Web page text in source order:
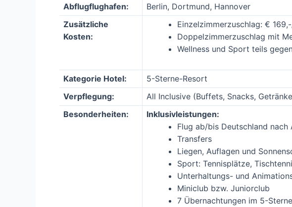
Abflugflughafen:
Berlin, Dortmund, Hannover
Zusätzliche
Kosten:
Einzelzimmerzuschlag: €
Doppelzimmerzuschlag mit
Wellness und Sport teils
Kategorie Hotel:
5-Sterne-Resort
Verpflegung:
All Inclusive (Buffets, Snacks,
Besonderheiten:
Inklusivleistungen:
Flug ab/bis Deutschland nach
Transfers
Liegen, Auflagen und
Sport: Tennisplätze,
Unterhaltungs- und
Miniclub bzw. Juniorclub
7 Übernachtungen im 5-